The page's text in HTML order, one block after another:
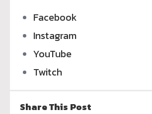
Facebook
Instagram
YouTube
Twitch
Share This Post